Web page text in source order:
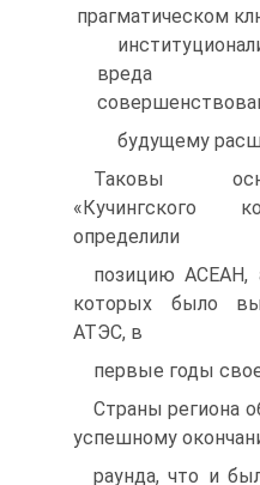
прагматическом
вреда
будущему
Таковы
«Кучингского
определили
позицию АСЕАН,
которых было
АТЭС, в
первые годы
Страны региона
успешному
раунда, что и